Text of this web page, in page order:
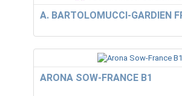
A. BARTOLOMUCCI-GARDIEN
ARONA SOW-FRANCE B1